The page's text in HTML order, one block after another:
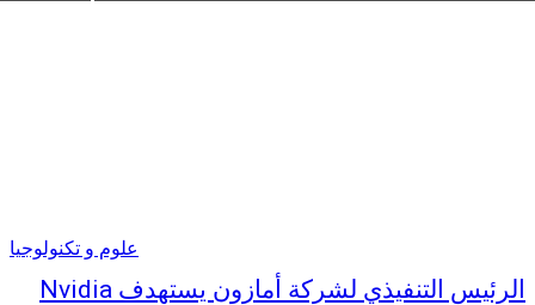
علوم و تكنولوجيا
الرئيس التنفيذي لشركة أمازون يستهدف Nvidia